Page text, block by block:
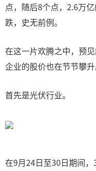
点，随后8个点，2.6万
跌，史无前例。
在这一片欢腾之中，预
企业的股价也在节节攀升
首先是光伏行业。
在9月24日至30日期间